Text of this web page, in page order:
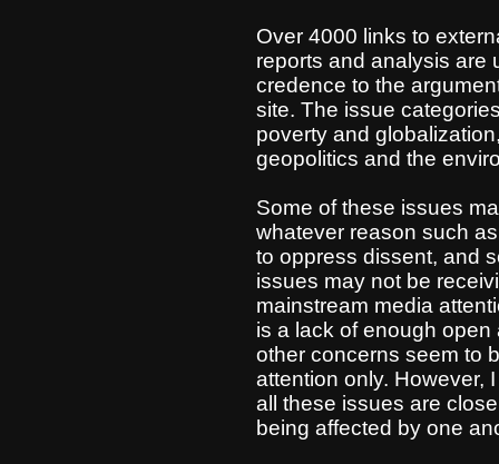
Over 4000 links to
reports and analysis are
credence to the
site. The issue
poverty and
geopolitics and the
Some of these issues
whatever reason such
to oppress dissent, and
issues may not be
mainstream media
is a lack of enough
other concerns seem to
attention only. However,
all these issues are
being affected by one